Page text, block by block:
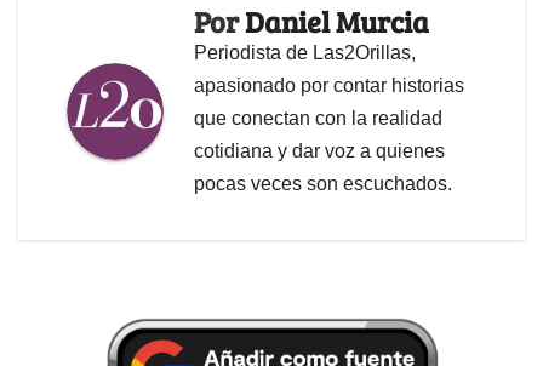
PorDaniel Murcia
Periodista de Las2Orillas,
apasionado por contar historias
que conectan con la realidad
cotidiana y dar voz a quienes
pocas veces son escuchados.